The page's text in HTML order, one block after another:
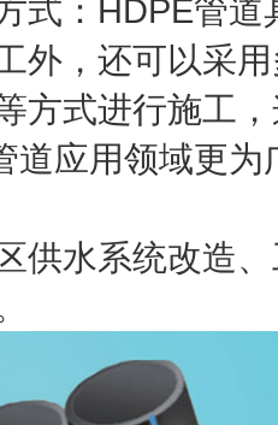
式：HDPE管
外，还可以采
方式进行施工
道应用领域更为
供水系统改造